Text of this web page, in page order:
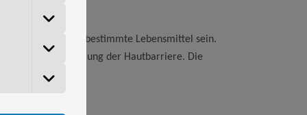
oder bestimmte Lebensmittel sein.
und Störung der Hautbarriere. Die